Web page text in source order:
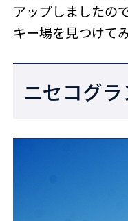
アップしましたの
キー場を見つけて
ニセコグ